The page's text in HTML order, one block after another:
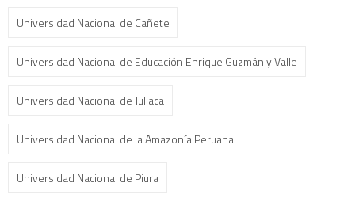
Universidad Nacional de Cañete
Universidad Nacional de Educación Enrique Guzmán y Valle
Universidad Nacional de Juliaca
Universidad Nacional de la Amazonía Peruana
Universidad Nacional de Piura